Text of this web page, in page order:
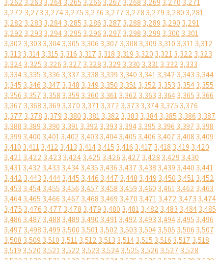
3,262 3,263 3,2643,265 3,266 3,267 3,268 3,269 3,270 3,271
3,272 3,273 3,2743,275 3,276 3,277 3,278 3,279 3,280 3,281
3,282 3,283 3,2843,285 3,286 3,287 3,288 3,289 3,290 3,291
3,292 3,293 3,2943,295 3,296 3,297 3,298 3,299 3,300 3,301
3,302 3,303 3,3043,305 3,306 3,307 3,308 3,309 3,310 3,3113,312
3,313 3,3143,315 3,316 3,317 3,318 3,319 3,320 3,3213,322 3,323
3,3243,325 3,326 3,327 3,328 3,329 3,330 3,3313,332 3,333
3,3343,335 3,336 3,337 3,338 3,339 3,340 3,3413,342 3,343 3,344
3,345 3,346 3,347 3,348 3,349 3,350 3,3513,352 3,353 3,3543,355
3,356 3,357 3,358 3,359 3,360 3,3613,362 3,363 3,3643,365 3,366
3,367 3,368 3,369 3,370 3,3713,372 3,373 3,3743,375 3,376
3,377 3,378 3,379 3,380 3,3813,382 3,383 3,3843,385 3,386 3,387
3,388 3,389 3,390 3,3913,392 3,393 3,3943,395 3,396 3,397 3,398
3,399 3,400 3,4013,402 3,403 3,4043,405 3,406 3,407 3,408 3,409
3,410 3,4113,412 3,413 3,4143,415 3,416 3,417 3,418 3,419 3,420
3,4213,422 3,423 3,4243,425 3,426 3,427 3,428 3,429 3,430
3,4313,432 3,433 3,4343,435 3,436 3,437 3,438 3,439 3,440 3,441
3,442 3,443 3,4443,445 3,446 3,447 3,448 3,449 3,450 3,4513,452
3,453 3,4543,455 3,456 3,457 3,458 3,459 3,460 3,4613,462 3,463
3,4643,465 3,466 3,467 3,468 3,469 3,470 3,4713,472 3,473 3,474
3,475 3,476 3,477 3,478 3,479 3,480 3,4813,482 3,483 3,4843,485
3,486 3,487 3,488 3,489 3,490 3,4913,492 3,493 3,4943,495 3,496
3,497 3,498 3,499 3,500 3,5013,502 3,503 3,5043,505 3,506 3,507
3,508 3,509 3,510 3,5113,512 3,513 3,5143,515 3,516 3,517 3,518
3,519 3,520 3,5213,522 3,523 3,5243,525 3,526 3,527 3,528